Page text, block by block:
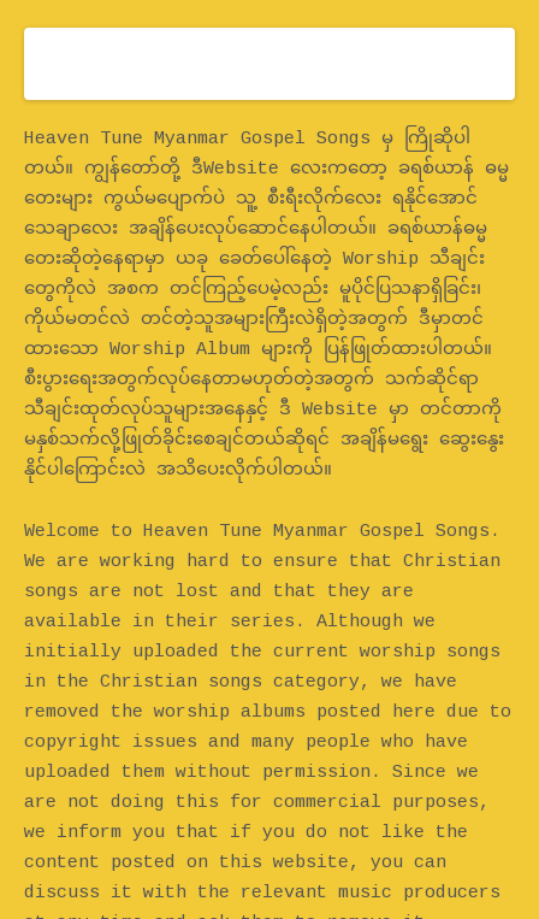
Home
Heaven Tune Myanmar Gospel Songs မှ ကြိုဆိုပါ
တယ်။ ကျွန်တော်တို့ ဒီWebsite လေးကတော့ ခရစ်ယာန် ဓမ္မ
တေးများ ကွယ်မပျောက်ပဲ သူ့ စီးရီးလိုက်လေး ရနိုင်အောင်
သေချာလေး အချိန်ပေးလုပ်ဆောင်နေပါတယ်။ ခရစ်ယာန်ဓမ္မ
တေးဆိုတဲ့နေရာမှာ ယခု ခေတ်ပေါ်နေတဲ့ Worship သီချင်း
တွေကိုလဲ အစက တင်ကြည့်ပေမဲ့လည်း မူပိုင်ပြသနာရှိခြင်း၊
ကိုယ်မတင်လဲ တင်တဲ့သူအများကြီးလဲရှိတဲ့အတွက် ဒီမှာတင်
ထားသော Worship Album များကို ပြန်ဖြုတ်ထားပါတယ်။
စီးပွားရေးအတွက်လုပ်နေတာမဟုတ်တဲ့အတွက် သက်ဆိုင်ရာ
သီချင်းထုတ်လုပ်သူများအနေနှင့် ဒီ Website မှာ တင်တာကို
မနှစ်သက်လို့ဖြုတ်ခိုင်းစေချင်တယ်ဆိုရင် အချိန်မရွေး ဆွေးနွေး
နိုင်ပါကြောင်းလဲ အသိပေးလိုက်ပါတယ်။
Welcome to Heaven Tune Myanmar Gospel Songs.
We are working hard to ensure that Christian
songs are not lost and that they are
available in their series. Although we
initially uploaded the current worship songs
in the Christian songs category, we have
removed the worship albums posted here due to
copyright issues and many people who have
uploaded them without permission. Since we
are not doing this for commercial purposes,
we inform you that if you do not like the
content posted on this website, you can
discuss it with the relevant music producers